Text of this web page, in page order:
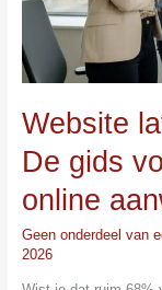
Website
De gids
online
Geen onderdeel van
2026
winstgevende
online
aanwezigheid